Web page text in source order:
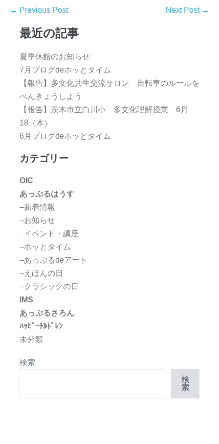
← Previous Post Next Post →
最近の記事
夏季休館のお知らせ
7月ブログdeホッとタイム
【報告】多文化共生交流サロン 自転車のルールを
べんきょうしよう
【報告】茨木市立白川小 多文化理解授業 6月
18（木）
6月ブログdeホッとタイム
カテゴリー
OIC
あっぷるはうす
–新着情報
–お知らせ
–イベント・講座
–ホッとタイム
–あっぷるdeアート
–えほんの日
–クラシックの日
IMS
あっぷるさろん
ﾊｯﾋﾟｰﾁﾙﾄﾞﾚﾝ
未分類
検索
検
索